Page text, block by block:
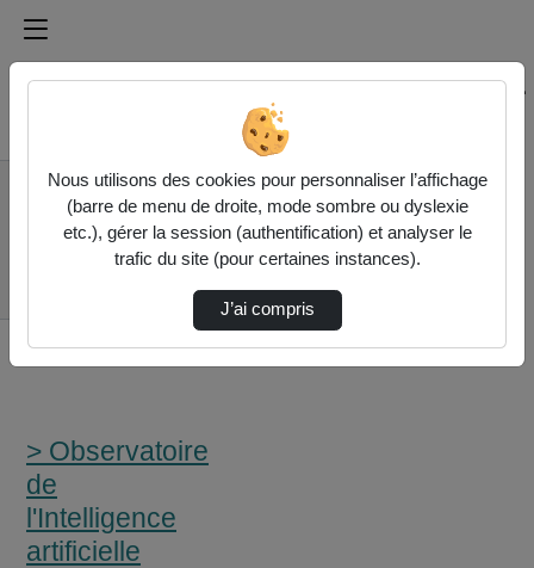
Médiathèque de l'université Paris
Rechercher un média sur Médiathèque de l'université
Accueil
> Observatoire de
l'Intelligence artificielle
(2/4) Ia Génératives
> Observatoire
de
l'Intelligence
artificielle
Nous utilisons des cookies pour personnaliser l’affichage
(barre de menu de droite, mode sombre ou dyslexie
etc.), gérer la session (authentification) et analyser le
trafic du site (pour certaines instances).
J’ai compris